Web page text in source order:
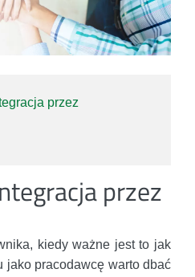
przez
przez
kiedy ważne jest to jak
jako pracodawcę warto dbać